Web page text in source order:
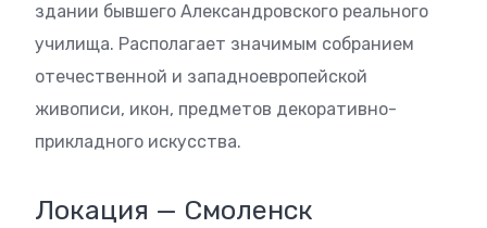
здании бывшего Александровского реального
училища. Располагает значимым собранием
отечественной и западноевропейской
живописи, икон, предметов декоративно-
прикладного искусства.
Локация — Смоленск